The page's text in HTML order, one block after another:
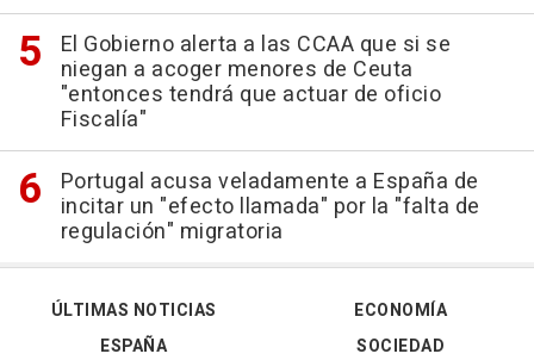
El Gobierno alerta a las CCAA que si se
niegan a acoger menores de Ceuta
"entonces tendrá que actuar de oficio
Fiscalía"
Portugal acusa veladamente a España de
incitar un "efecto llamada" por la "falta de
regulación" migratoria
ÚLTIMAS NOTICIAS
ESPAÑA
ECONOMÍA
SOCIEDAD